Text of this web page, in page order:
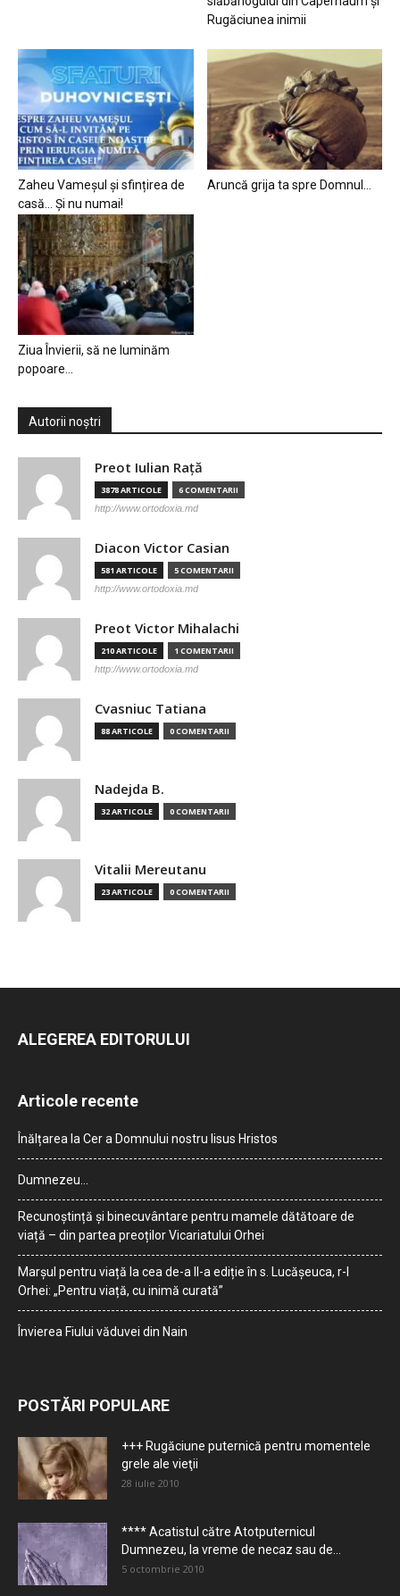
Rugăciunea inimii
Zaheu Vameșul și sfințirea de
casă… Și nu numai!
Aruncă grija ta spre Domnul…
Ziua Învierii, să ne luminăm
popoare…
Autorii noștri
Preot Iulian Raţă
3878 ARTICOLE 6 COMENTARII
http://www.ortodoxia.md
Diacon Victor Casian
581 ARTICOLE 5 COMENTARII
http://www.ortodoxia.md
Preot Victor Mihalachi
210 ARTICOLE 1 COMENTARII
http://www.ortodoxia.md
Cvasniuc Tatiana
88 ARTICOLE 0 COMENTARII
Nadejda B.
32 ARTICOLE 0 COMENTARII
Vitalii Mereutanu
23 ARTICOLE 0 COMENTARII
ALEGEREA EDITORULUI
Articole recente
Înălțarea la Cer a Domnului nostru Iisus Hristos
Dumnezeu…
Recunoștință și binecuvântare pentru mamele dătătoare de
viață – din partea preoților Vicariatului Orhei
Marșul pentru viață la cea de-a II-a ediție în s. Lucășeuca, r-l
Orhei: „Pentru viață, cu inimă curată”
Învierea Fiului văduvei din Nain
POSTĂRI POPULARE
+++ Rugăciune puternică pentru momentele
grele ale vieţii
28 iulie 2010
**** Acatistul către Atotputernicul
Dumnezeu, la vreme de necaz sau de...
5 octombrie 2010